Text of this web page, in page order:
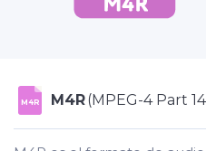
M4R M4R(MPEG-4 Part